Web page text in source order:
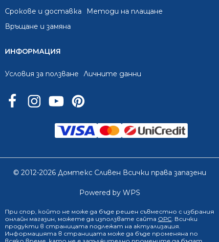
Срокове и доставка
Методи на плащане
Връщане и замяна
ИНФОРМАЦИЯ
Условия за ползване Личните данни
© 2012-2026 Домтекс Сливен Всички права запазени
Powered by WPS
При спор, който не може да бъде решен съвместно с избрания
онлайн магазин , можете да използвате сайта ОРС . Всички
продукти в страницата подлежат на актуализация.
Информацията в страницата може да бъде променяна по